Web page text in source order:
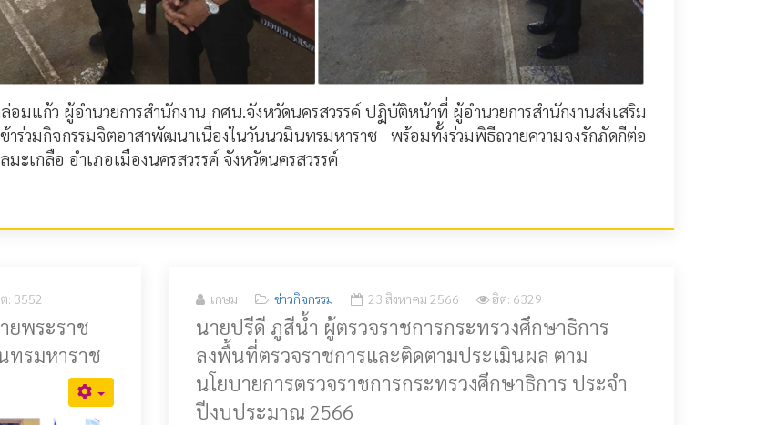
มแก้ว ผู้อำนวยการสำนักงาน กศน.จังหวัดนครสวรรค์ ปฏิบัติหน้าที่ ผู้อำนวยการสำนักงานส่งเสริม
ร่วมกิจกรรมจิตอาสาพัฒนาเนื่องในวันนวมินทรมหาราช พร้อมทั้งร่วมพิธีถวายความจงรักภัดกีต่อ
เกลือ อำเภอเมืองนครสวรรค์ จังหวัดนครสวรรค์
: 3552
พระราช
ทรมหาราช
เกษม ข่าวกิจกรรม 23 สิงหาคม 2566 ฮิต: 6329
นายปรีดี ภูสีน้ำ ผู้ตรวจราชการกระทรวงศึกษาธิการ
ลงพื้นที่ตรวจราชการและติดตามประเมินผล ตาม
นโยบายการตรวจราชการกระทรวงศึกษาธิการ ประจำ
ปีงบประมาณ 2566